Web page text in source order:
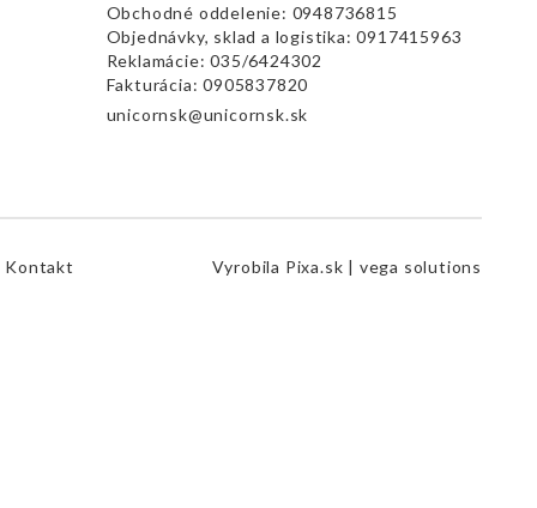
Obchodné oddelenie: 0948736815
Objednávky, sklad a logistika:0917415963
Reklamácie:035/6424302
Fakturácia:0905837820
unicornsk@unicornsk.sk
Kontakt Vyrobila Pixa.sk | vega solutions